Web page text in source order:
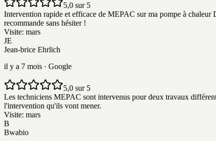
5,0 sur 5
Intervention rapide et efficace de MEPAC sur ma pompe à chaleur
recommande sans hésiter !
Visite: mars
JE
Jean-brice Ehrlich
il y a 7 mois · Google
5,0 sur 5
Les techniciens MEPAC sont intervenus pour deux travaux
l'intervention qu'ils vont mener.
Visite: mars
B
Bwabio